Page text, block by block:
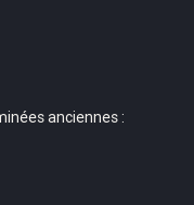
anciennes :